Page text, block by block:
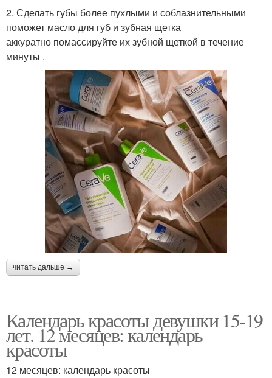
2. Сделать губы более пухлыми и соблазнительными
поможет масло для губ и зубная щетка
аккуратно помассируйте их зубной щеткой в течение
минуты .
читать дальше →
Календарь красоты девушки 15-19
лет. 12 месяцев: календарь
красоты
12 месяцев: календарь красоты